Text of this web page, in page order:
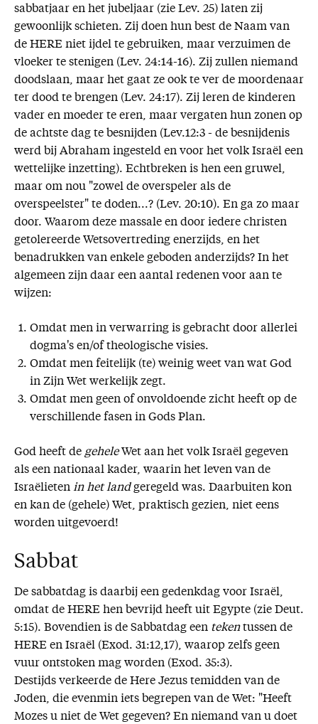
sabbatjaar en het jubeljaar (zie Lev. 25) laten zij
gewoonlijk schieten. Zij doen hun best de Naam van
de HERE niet ijdel te gebruiken, maar verzuimen de
vloeker te stenigen (Lev. 24:14-16). Zij zullen niemand
doodslaan, maar het gaat ze ook te ver de moordenaar
ter dood te brengen (Lev. 24:17). Zij leren de kinderen
vader en moeder te eren, maar vergaten hun zonen op
de achtste dag te besnijden (Lev.12:3 - de besnijdenis
werd bij Abraham ingesteld en voor het volk Israël een
wettelijke inzetting). Echtbreken is hen een gruwel,
maar om nou "zowel de overspeler als de
overspeelster" te doden...? (Lev. 20:10). En ga zo maar
door. Waarom deze massale en door iedere christen
getolereerde Wetsovertreding enerzijds, en het
benadrukken van enkele geboden anderzijds? In het
algemeen zijn daar een aantal redenen voor aan te
wijzen:
Omdat men in verwarring is gebracht door allerlei
dogma's en/of theologische visies.
Omdat men feitelijk (te) weinig weet van wat God
in Zijn Wet werkelijk zegt.
Omdat men geen of onvoldoende zicht heeft op de
verschillende fasen in Gods Plan.
God heeft de geheleWet aan het volk Israël gegeven
als een nationaal kader, waarin het leven van de
Israëlieten in het landgeregeld was. Daarbuiten kon
en kan de (gehele) Wet, praktisch gezien, niet eens
worden uitgevoerd!
Sabbat
De sabbatdag is daarbij een gedenkdag voor Israël,
omdat de HERE hen bevrijd heeft uit Egypte (zie Deut.
5:15). Bovendien is de Sabbatdag een tekentussen de
HERE en Israël (Exod. 31:12,17), waarop zelfs geen
vuur ontstoken mag worden (Exod. 35:3).
Destijds verkeerde de Here Jezus temidden van de
Joden, die evenmin iets begrepen van de Wet: "Heeft
Mozes u niet de Wet gegeven? En niemand van u doet